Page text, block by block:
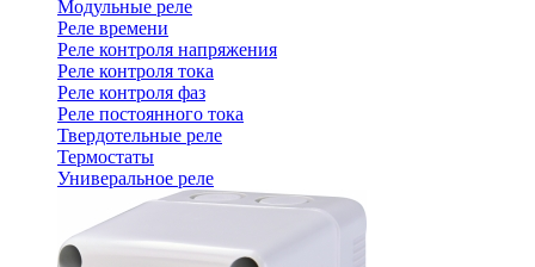
Модульные реле
Реле времени
Реле контроля напряжения
Реле контроля тока
Реле контроля фаз
Реле постоянного тока
Твердотельные реле
Термостаты
Универальное реле